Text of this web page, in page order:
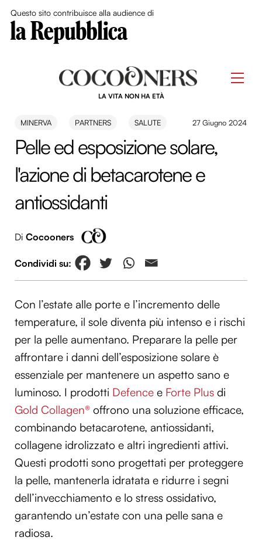
Questo sito contribuisce alla audience di
LA VITA NON HA ETÀ
MINERVA PARTNERS SALUTE 27 Giugno 2024
Pelle ed esposizione solare,
l'azione di betacarotene e
antiossidanti
Di Cocooners
Con l’estate alle porte e l’incremento delle
temperature, il sole diventa più intenso e i rischi
per la pelle aumentano. Preparare la pelle per
affrontare i danni dell’esposizione solare è
essenziale per mantenere un aspetto sano e
luminoso. I prodotti Defence e Forte Plus di
Gold Collagen® offrono una soluzione efficace,
combinando betacarotene, antiossidanti,
collagene idrolizzato e altri ingredienti attivi.
Questi prodotti sono progettati per proteggere
la pelle, mantenerla idratata e ridurre i segni
dell’invecchiamento e lo stress ossidativo,
garantendo un’estate con una pelle sana e
radiosa.